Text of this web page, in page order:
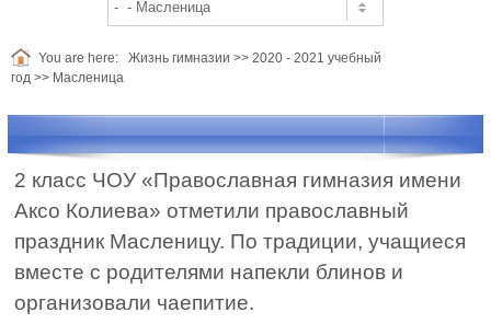
You are here: Жизнь гимназии >> 2020 - 2021 учебный
год >> Масленица
2 класс ЧОУ «Православная гимназия имени
Аксо Колиева» отметили православный
праздник Масленицу. По традиции, учащиеся
вместе с родителями напекли блинов и
организовали чаепитие.